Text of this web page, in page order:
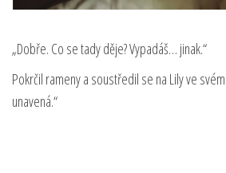
„Dobře. Co se tady děje? Vypadáš… jinak.“
Pokrčil rameny a soustředil se na Lily ve
unavená.“